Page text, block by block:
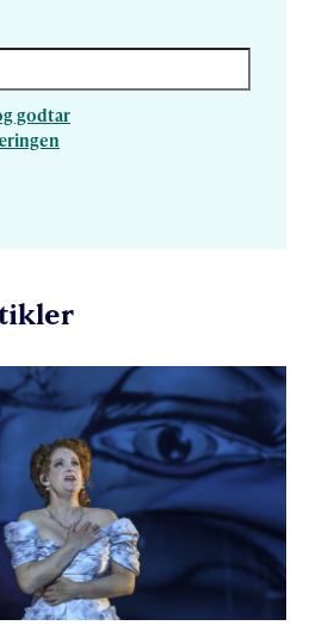
godtar